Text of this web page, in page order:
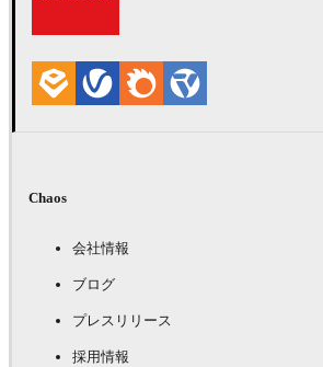
Chaos
会社情報
ブログ
プレスリリース
採用情報